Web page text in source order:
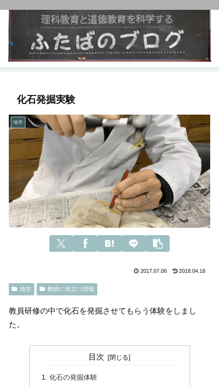
化石発掘実験
地学
2017.07.06 2018.04.18
地学 教師に役立つ情報
教員研修の中で化石を発掘させてもらう体験をしまし
た。
目次
化石の発掘体験